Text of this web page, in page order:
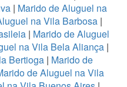
| Marido de Aluguel na
na Vila Barbosa|
| Marido de Aluguel
na Vila Bela Aliança |
Bertioga| Marido de
de Aluguel na Vila